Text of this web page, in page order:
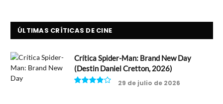
ÚLTIMAS CRÍTICAS DE CINE
Crítica Spider-Man: Brand New Day
(Destin Daniel Cretton, 2026)
29 de julio de 2026